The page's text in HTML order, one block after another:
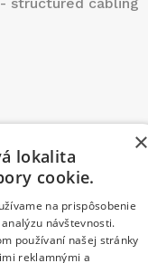
×
lokalita
cookie.
na prispôsobenie
návštevnosti.
používaní našej stránky
reklamnými a